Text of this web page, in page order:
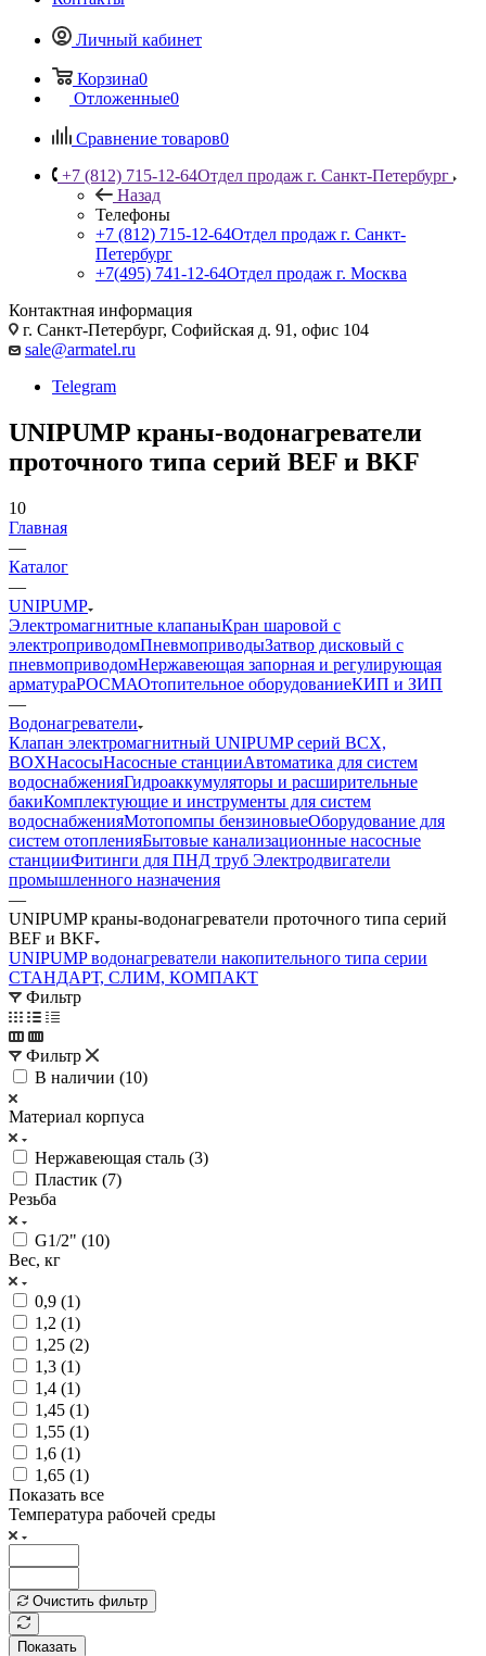
Личный кабинет
Корзина0
Отложенные0
Сравнение товаров0
+7 (812) 715-12-64Отдел продаж г. Санкт-Петербург
Назад
Телефоны
+7 (812) 715-12-64Отдел продаж г. Санкт-
Петербург
+7(495) 741-12-64Отдел продаж г. Москва
Контактная информация
г. Санкт-Петербург, Софийская д. 91, офис 104
sale@armatel.ru
Telegram
UNIPUMP краны-водонагреватели
проточного типа серий BEF и BKF
10
Главная
—
Каталог
—
UNIPUMP
Электромагнитные клапаныКран шаровой с
электроприводомПневмоприводыЗатвор дисковый с
пневмоприводомНержавеющая запорная и регулирующая
арматураРОСМАОтопительное оборудованиеКИП и ЗИП
—
Водонагреватели
Клапан электромагнитный UNIPUMP серий BCX,
BOXНасосыНасосные станцииАвтоматика для систем
водоснабженияГидроаккумуляторы и расширительные
бакиКомплектующие и инструменты для систем
водоснабженияМотопомпы бензиновыеОборудование для
систем отопленияБытовые канализационные насосные
станцииФитинги для ПНД труб Электродвигатели
промышленного назначения
—
UNIPUMP краны-водонагреватели проточного типа серий
BEF и BKF
UNIPUMP водонагреватели накопительного типа серии
СТАНДАРТ, СЛИМ, КОМПАКТ
Фильтр
Фильтр
В наличии (10)
Материал корпуса
Нержавеющая сталь (3)
Пластик (7)
Резьба
G1/2" (10)
Вес, кг
0,9 (1)
1,2 (1)
1,25 (2)
1,3 (1)
1,4 (1)
1,45 (1)
1,55 (1)
1,6 (1)
1,65 (1)
Показать все
Температура рабочей среды
Очистить фильтр
Показать